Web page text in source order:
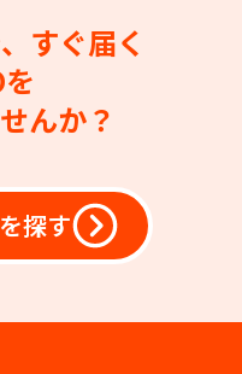
すぐ届く
んか？
探す